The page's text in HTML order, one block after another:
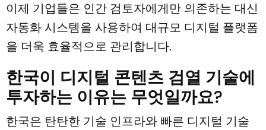
이제 기업들은 인간 검토자에게만 의존하는 대신
자동화 시스템을 사용하여 대규모 디지털 플랫폼
을 더욱 효율적으로 관리합니다.
한국이 디지털 콘텐츠 검열 기술에
투자하는 이유는 무엇일까요?
한국은 탄탄한 기술 인프라와 빠른 디지털 기술